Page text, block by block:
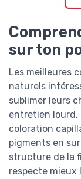
sur ton
Les meilleures
naturels
sublimer leurs
entretien lourd.
coloration
pigments en
structure de la
respecte mieux